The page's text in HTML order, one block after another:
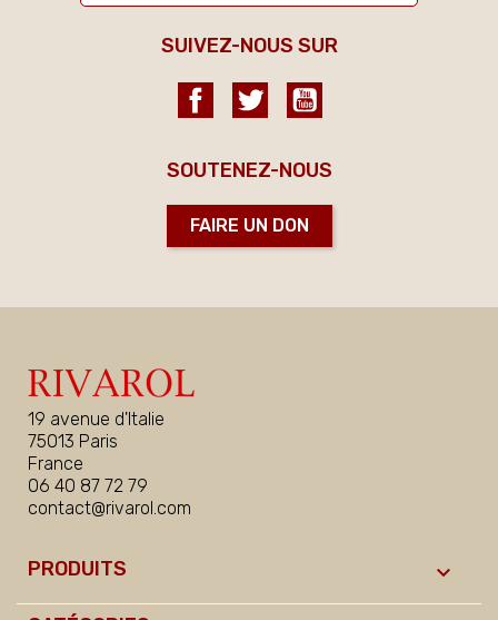
SUIVEZ-NOUS SUR
FacebookTwitter
SOUTENEZ-NOUS
FAIRE UN DON
19 avenue d'Italie
75013 Paris
France
06 40 87 72 79
contact@rivarol.com
PRODUITS 